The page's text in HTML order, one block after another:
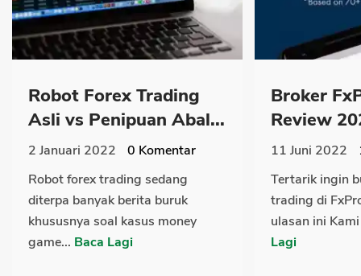
Robot Forex Trading
Asli vs Penipuan Abal...
2 Januari 2022 0 Komentar
Robot forex trading sedang
diterpa banyak berita buruk
khususnya soal kasus money
game... Baca Lagi
Broker
Review
11 Juni 2022
Tertarik ingin
trading di
ulasan ini
Lagi